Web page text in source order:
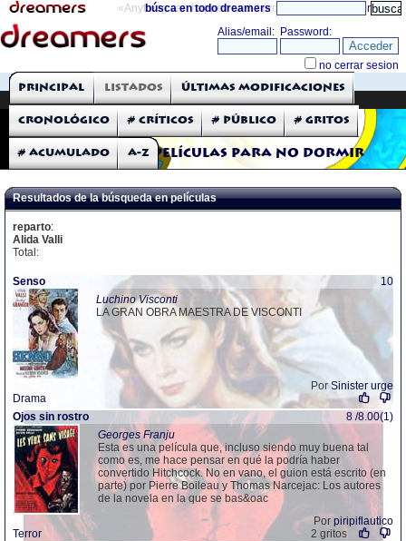
«Anything can happen and it probably will» directorio
búsca en todo dreamers
THE DREAMERS
Críticas: Películas
Películas para no dormir
Principal Listados Últimas modificaciones
Cronológico # Críticos # Público # Gritos
# Acumulado A-Z
Resultados de la búsqueda en películas
reparto:
Alida Valli
Total:
Senso
10
Luchino Visconti
LA GRAN OBRA MAESTRA DE VISCONTI
PorSinister urge
Drama
Ojos sin rostro
8 /8.00(1)
Georges Franju
Esta es una película que, incluso siendo muy buena tal
como es, me hace pensar en qué la podría haber
convertido Hitchcock. No en vano, el guion está escrito (en
parte) por Pierre Boileau y Thomas Narcejac: Los autores
de la novela en la que se bas&oac
Por piripiflautico
Terror
2 gritos